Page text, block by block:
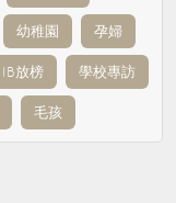
幼稚園 孕婦
IB放榜 學校專訪
毛孩